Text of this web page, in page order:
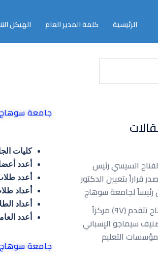
الرئيسية كلمة المدير العام الهيكل
جامعة سوهاج في
كليات الجامعة 15 كلية
أعدد أعضاء هيئة
أعدد طلاب
أعداد
أعداد
أعدد
جامعة سوهاج في
السيسي رئيس
قراراً بتعيين الدكتور
لجامعة سوهاج
جامعة سوهاج تتقدم (٩٧) مركزاً
سيماجو الإسباني
التعليم